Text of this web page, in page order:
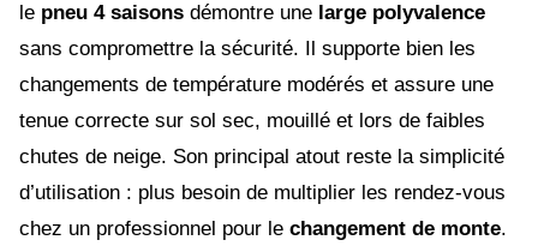
le pneu 4 saisons démontre une large polyvalence
sans compromettre la sécurité. Il supporte bien les
changements de température modérés et assure une
tenue correcte sur sol sec, mouillé et lors de faibles
chutes de neige. Son principal atout reste la simplicité
d’utilisation : plus besoin de multiplier les rendez-vous
chez un professionnel pour le changement de monte.